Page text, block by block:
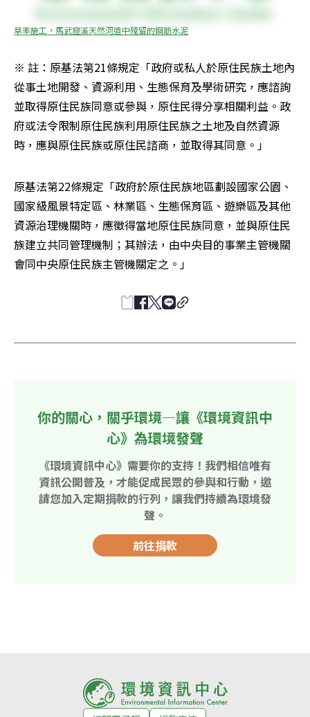
草率施工，馬武窟溪天然河道中殘留的鋼筋水泥
※ 註：原基法第21條規定「政府或私人於原住民族土地內
從事土地開發、資源利用、生態保育及學術研究，應諮詢
並取得原住民族同意或參與，原住民得分享相關利益。政
府或法令限制原住民族利用原住民族之土地及自然資源
時，應與原住民族或原住民諮商，並取得其同意。」
原基法第22條規定「政府於原住民族地區劃設國家公園、
國家級風景特定區、林業區、生態保育區、遊樂區及其他
資源治理機關時，應徵得當地原住民族同意，並與原住民
族建立共同管理機制；其辦法，由中央目的事業主管機關
會同中央原住民族主管機關定之。」
你的關心，關乎環境—讓《環境資訊中
心》為環境發聲
《環境資訊中心》需要你的支持！我們相信唯有
資訊公開普及，才能促成民眾的參與和行動，邀
請您加入定期捐款的行列，讓我們持續為環境發
聲。
前往捐款